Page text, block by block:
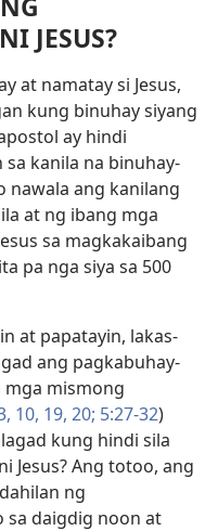
JESUS?
at namatay si Jesus,
kung binuhay siyang
ay hindi
kanila na binuhay-
nawala ang kanilang
at ng ibang mga
sa magkakaibang
pa nga siya sa 500
at papatayin, lakas-
ang pagkabuhay-
mga mismong
10, 19, 20; 5:27-32)
kung hindi sila
Jesus? Ang totoo, ang
ng
sa daigdig noon at